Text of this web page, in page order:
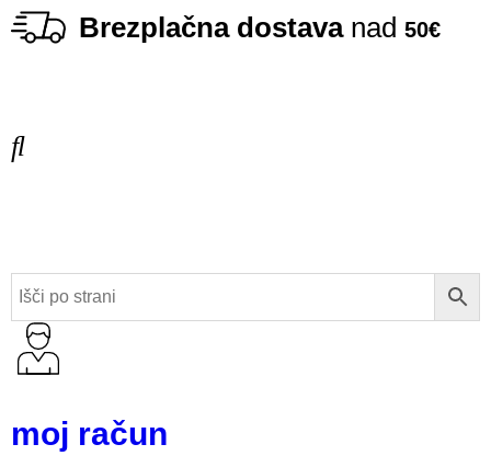
Brezplačna dostavanad 50€
moj račun